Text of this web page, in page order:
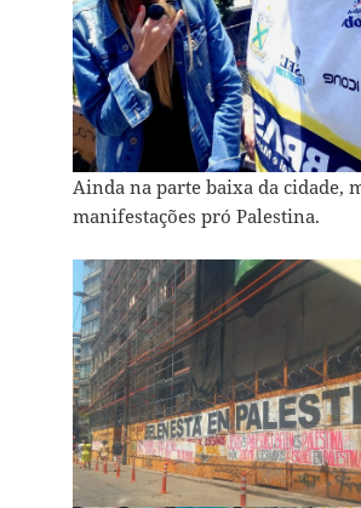
Ainda na parte baixa da cidade,
manifestações pró Palestina.